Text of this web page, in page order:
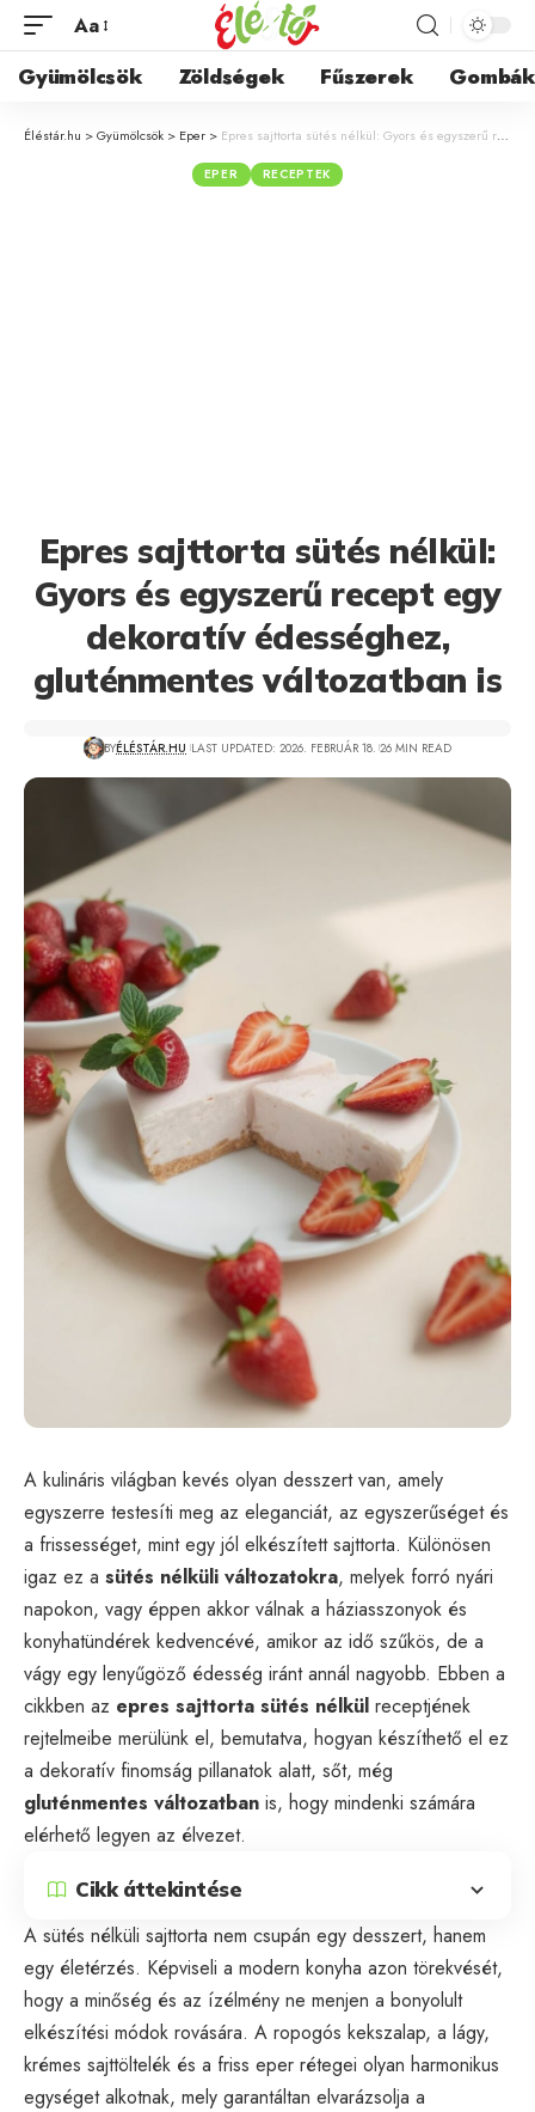
Aa
Gyümölcsök Zöldségek Fűszerek Gombák
Éléstár.hu >Gyümölcsök > Eper > Epres sajttorta sütés nélkül: Gyors és egyszerű recept egy dekoratív édességhez, gluténmentes változatban is
EPER RECEPTEK
Epres sajttorta sütés nélkül:
Gyors és egyszerű recept egy
dekoratív édességhez,
gluténmentes változatban is
BYÉLÉSTÁR.HU LAST UPDATED: 2026. FEBRUÁR 18. 26 MIN READ
A kulináris világban kevés olyan desszert van, amely
egyszerre testesíti meg az eleganciát, az egyszerűséget és
a frissességet, mint egy jól elkészített sajttorta. Különösen
igaz ez a sütés nélküli változatokra, melyek forró nyári
napokon, vagy éppen akkor válnak a háziasszonyok és
konyhatündérek kedvencévé, amikor az idő szűkös, de a
vágy egy lenyűgöző édesség iránt annál nagyobb. Ebben a
cikkben az epres sajttorta sütés nélkül receptjének
rejtelmeibe merülünk el, bemutatva, hogyan készíthető el ez
a dekoratív finomság pillanatok alatt, sőt, még
gluténmentes változatban is, hogy mindenki számára
elérhető legyen az élvezet.
Cikk áttekintése
A sütés nélküli sajttorta nem csupán egy desszert, hanem
egy életérzés. Képviseli a modern konyha azon törekvését,
hogy a minőség és az ízélmény ne menjen a bonyolult
elkészítési módok rovására. A ropogós kekszalap, a lágy,
krémes sajttöltelék és a friss eper rétegei olyan harmonikus
egységet alkotnak, mely garantáltan elvarázsolja a